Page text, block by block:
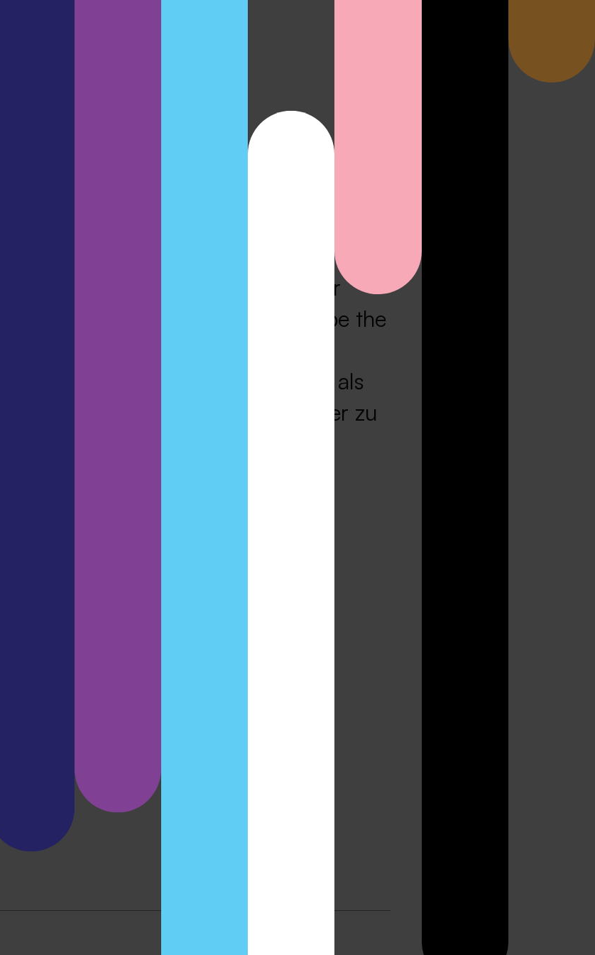
irgendein Arbeitgeber. METRO ist der
die etwas gestalten und
Das spiegelt sich auch in der
Branding Strategie „Shape the
Strategie galt es für den
Markt zu adaptieren und METRO als
vertrauenswürdigen Arbeitgeber zu
sinnvollen Jobs, in denen
entscheidenden Beitrag zur
Land leisten.